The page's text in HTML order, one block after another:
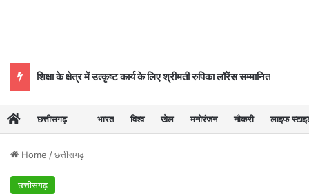
शिक्षा के क्षेत्र में उत्कृष्ट कार्य के लिए श्रीमती रुपिका लॉरेंस सम्मानित
छत्तीसगढ़ भारत विश्व खेल मनोरंजन नौकरी लाइफ
Home /छत्तीसगढ़
छत्तीसगढ़